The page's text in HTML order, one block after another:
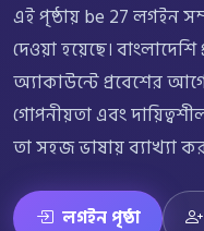
এই পৃষ্ঠায় be 27 লগইন
দেওয়া হয়েছে। বাংলাদেশি
অ্যাকাউন্টে প্রবেশের
গোপনীয়তা এবং
তা সহজ ভাষায় ব্যাখ্যা
লগইন পৃষ্ঠা